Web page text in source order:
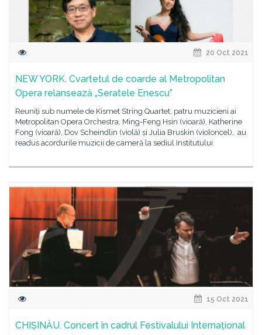
20 Oct 2021
NEW YORK. Cvartetul de coarde al Metropolitan
Opera relansează „Seratele Enescu”
Reuniți sub numele de Kismet String Quartet, patru muzicieni ai
Metropolitan Opera Orchestra, Ming-Feng Hsin (vioară), Katherine
Fong (vioară), Dov Scheindlin (violă) și Julia Bruskin (violoncel), au
readus acordurile muzicii de cameră la sediul Institutului
15 Oct 2021
CHIȘINĂU. Concert în cadrul Festivalului Internațional